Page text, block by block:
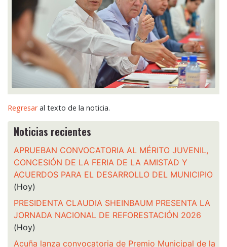
Regresaral texto de la noticia.
Noticias recientes
APRUEBAN CONVOCATORIA AL MÉRITO JUVENIL,
CONCESIÓN DE LA FERIA DE LA AMISTAD Y
ACUERDOS PARA EL DESARROLLO DEL MUNICIPIO
(Hoy)
PRESIDENTA CLAUDIA SHEINBAUM PRESENTA LA
JORNADA NACIONAL DE REFORESTACIÓN 2026
(Hoy)
Acuña lanza convocatoria de Premio Municipal de la